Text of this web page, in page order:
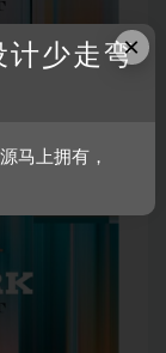
×
计少走弯
马上拥有，